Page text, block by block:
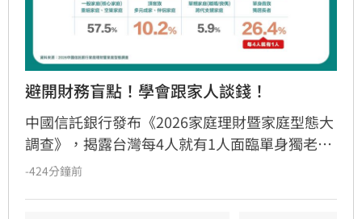
避開財務盲點！學會跟家人談錢！
中國信託銀行發布《2026家庭理財暨家庭型態大
調查》，揭露台灣每4人就有1人面臨單身獨老。
儘管逾七成國人準備退休金，卻因缺乏長照規劃
-424分鐘前